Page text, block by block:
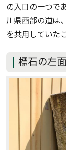
の入口の一つで
川県西部の道は
を共用していた
標石の左